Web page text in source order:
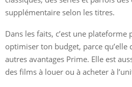
supplémentaire selon les titres.
Dans les faits, c’est une
optimiser ton budget, parce qu’elle
autres avantages Prime. Elle est
des films à louer ou à acheter à